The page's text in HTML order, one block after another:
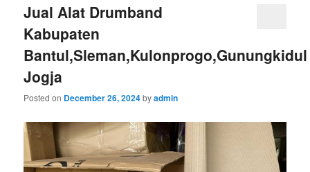
Jual Alat Drumband
Kabupaten
Bantul,Sleman,Kulonprogo,Gunungkidul
Jogja
Posted on December 26, 2024byadmin